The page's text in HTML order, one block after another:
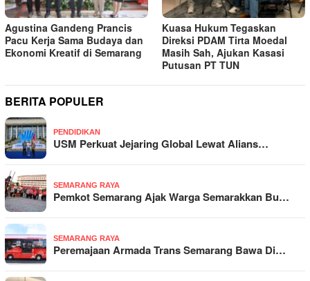
Agustina Gandeng Prancis
Pacu Kerja Sama Budaya dan
Ekonomi Kreatif di Semarang
Kuasa Hukum Tegaskan
Direksi PDAM Tirta Moedal
Masih Sah, Ajukan Kasasi
Putusan PT TUN
BERITA POPULER
PENDIDIKAN
USM Perkuat Jejaring Global Lewat Alians…
SEMARANG RAYA
Pemkot Semarang Ajak Warga Semarakkan Bu…
SEMARANG RAYA
Peremajaan Armada Trans Semarang Bawa Di…